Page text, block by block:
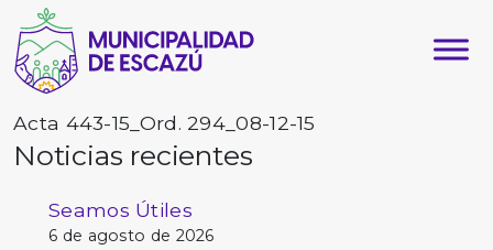
Acta 443-15_Ord. 294_08-12-15
Noticias recientes
Seamos Útiles
6 de agosto de 2026